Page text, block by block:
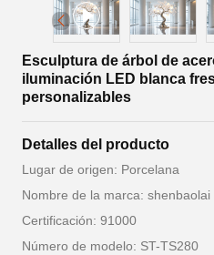
Esculptura de árbol de
iluminación LED blanca
personalizables
Detalles del producto
Lugar de origen: Porcelana
Nombre de la marca: shenbaolai
Certificación: 91000
Número de modelo: ST-TS280